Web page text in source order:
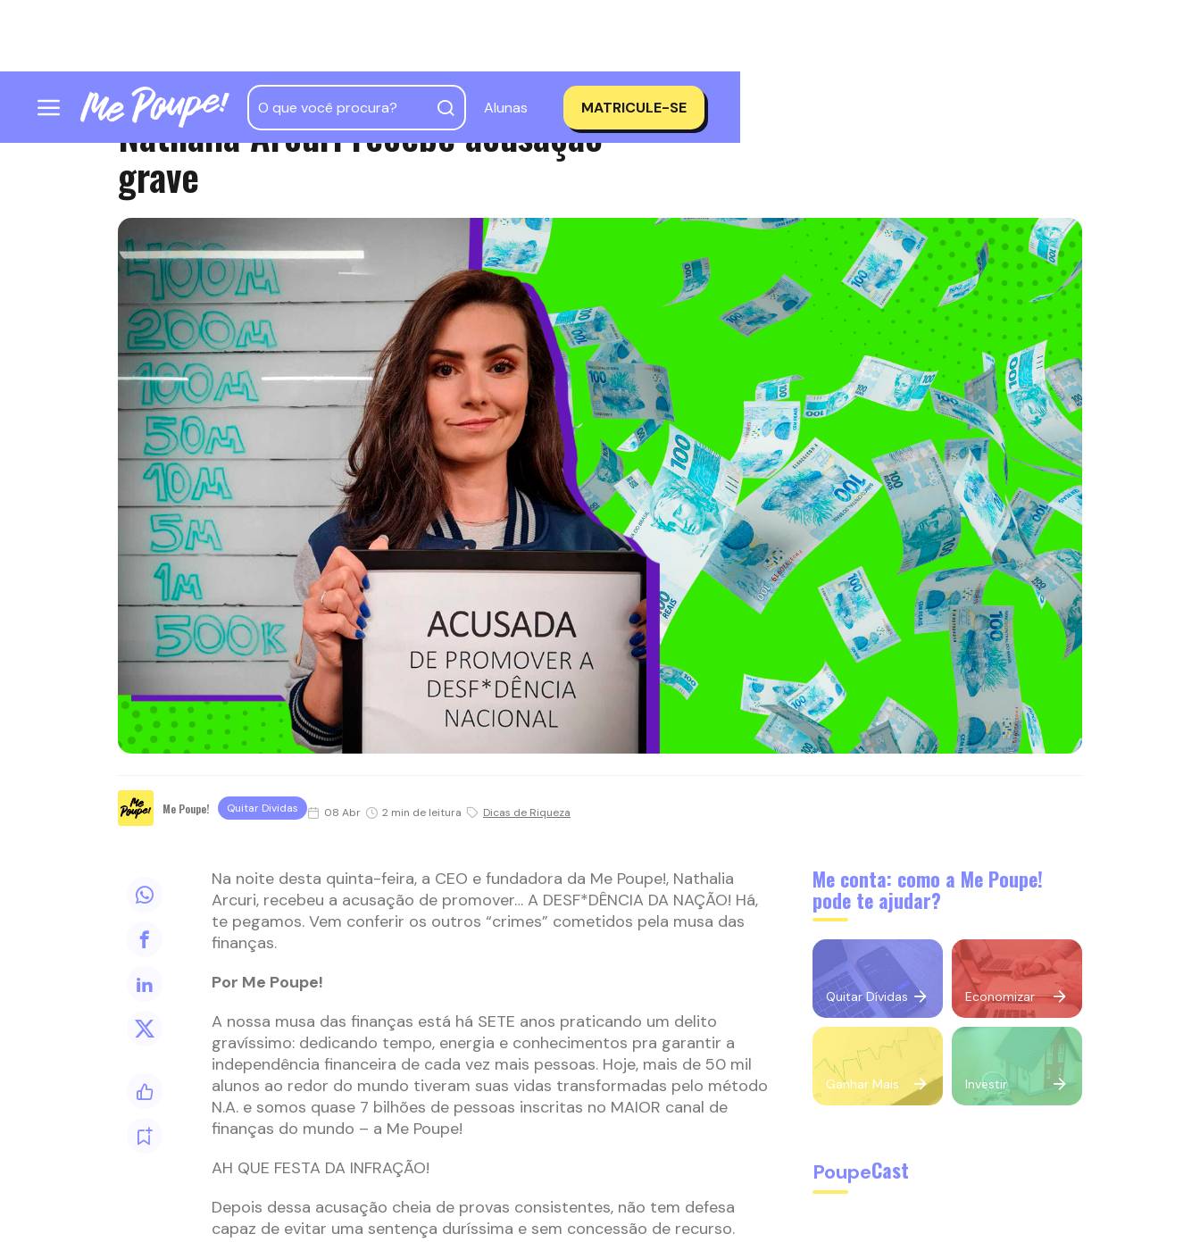
Alunas MATRICULE-SE
Nathalia Arcuri recebe acusação
grave
Me Poupe! Quitar Dividas 08 Abr 2 min de leitura Dicas de Riqueza
Na noite desta quinta-feira, a CEO e fundadora da Me Poupe!, Nathalia
Arcuri, recebeu a acusação de promover… A DESF*DÊNCIA DA NAÇÃO! Há,
te pegamos. Vem conferir os outros “crimes” cometidos pela musa das
finanças.
Por Me Poupe!
A nossa musa das finanças está há SETE anos praticando um delito
gravíssimo: dedicando tempo, energia e conhecimentos pra garantir a
independência financeira de cada vez mais pessoas. Hoje, mais de 50 mil
alunos ao redor do mundo tiveram suas vidas transformadas pelo método
N.A. e somos quase 7 bilhões de pessoas inscritas no MAIOR canal de
finanças do mundo – a Me Poupe!
AH QUE FESTA DA INFRAÇÃO!
Depois dessa acusação cheia de provas consistentes, não tem defesa
capaz de evitar uma sentença duríssima e sem concessão de recurso.
Me conta: como a Me Poupe!
pode te ajudar?
Quitar Dívidas Economizar
Ganhar Mais Investir
PoupeCast